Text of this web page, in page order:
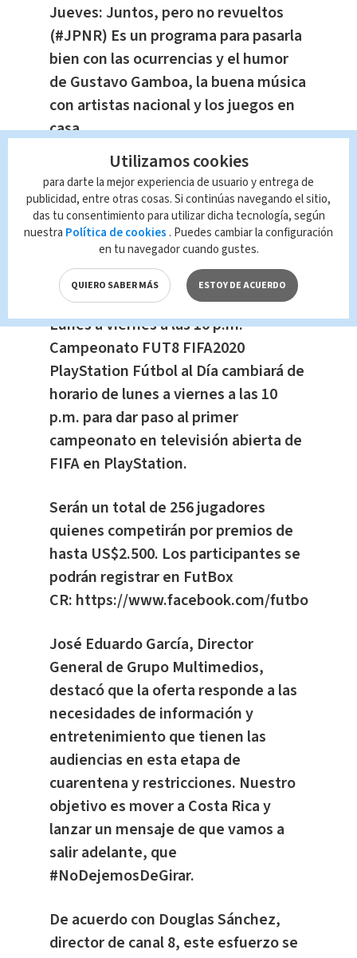
Jueves: Juntos, pero no revueltos
(#JPNR) Es un programa para pasarla
bien con las ocurrencias y el humor
de Gustavo Gamboa, la buena música
con artistas nacional y los juegos en
casa.
Viernes: A cachete El periodista Luis
Carlos Monge presentará este nuevo
estilo de entrevista con humor y con
mucha picardía.
Lunes a viernes a las 10 p.m.
Campeonato FUT8 FIFA2020
PlayStation Fútbol al Día cambiará de
horario de lunes a viernes a las 10
p.m. para dar paso al primer
campeonato en televisión abierta de
FIFA en PlayStation.
Serán un total de 256 jugadores
quienes competirán por premios de
hasta US$2.500. Los participantes se
podrán registrar en FutBox
CR: https://www.facebook.com/futboxcr/
José Eduardo García, Director
General de Grupo Multimedios,
destacó que la oferta responde a las
necesidades de información y
entretenimiento que tienen las
audiencias en esta etapa de
cuarentena y restricciones. Nuestro
objetivo es mover a Costa Rica y
lanzar un mensaje de que vamos a
salir adelante, que
#NoDejemosDeGirar.
De acuerdo con Douglas Sánchez,
director de canal 8, este esfuerzo se
Utilizamos cookies
para darte la mejor experiencia de usuario y entrega de
publicidad, entre otras cosas. Si continúas navegando el sitio,
das tu consentimiento para utilizar dicha tecnología, según
nuestra Política de cookies . Puedes cambiar la configuración
en tu navegador cuando gustes.
QUIERO SABER MÁS ESTOY DE ACUERDO